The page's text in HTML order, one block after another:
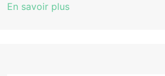
En savoir plus